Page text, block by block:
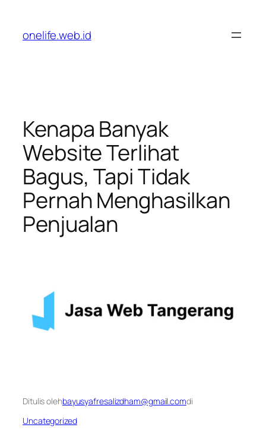
konten
onelife.web.id
Kenapa Banyak
Website Terlihat
Bagus, Tapi Tidak
Pernah Menghasilkan
Penjualan
Ditulis olehbayusyafresalizdham@gmail.comdi
Uncategorized